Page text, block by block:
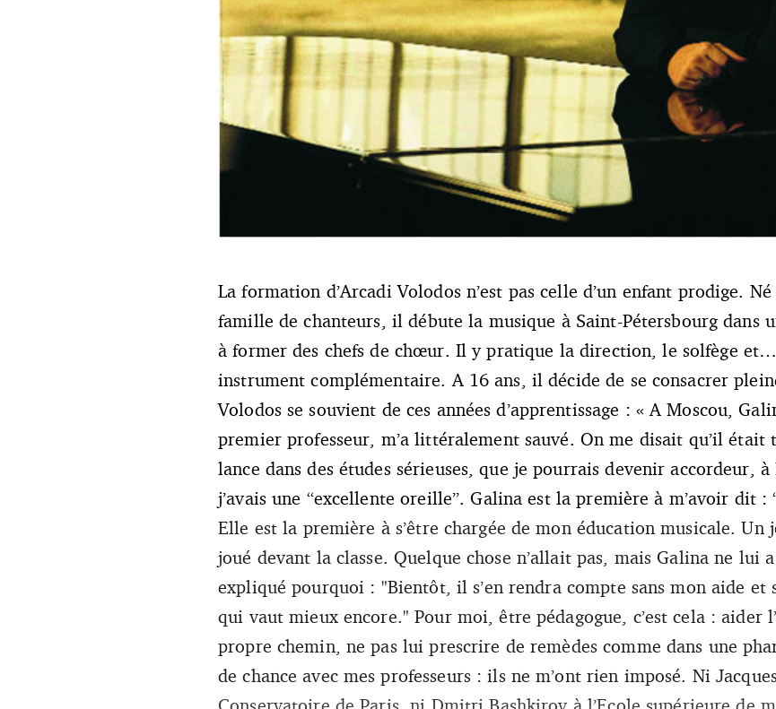
Arcadi Volodos (Divulgaçao)
La formation d’Arcadi Volodos n’est pas celle d’un enfant prodige.
famille de chanteurs, il débute la musique à Saint-Pétersbourg dans
à former des chefs de chœur. Il y pratique la direction, le solfège
instrument complémentaire. A 16 ans, il décide de se consacrer
Volodos se souvient de ces années d’apprentissage : « A Moscou,
premier professeur, m’a littéralement sauvé. On me disait qu’il
lance dans des études sérieuses, que je pourrais devenir accordeur,
j’avais une “excellente oreille”. Galina est la première à m’avoir dit :
Elle est la première à s’être chargée de mon éducation musicale.
joué devant la classe. Quelque chose n’allait pas, mais Galina ne lui
expliqué pourquoi : "Bientôt, il s’en rendra compte sans mon aide et
qui vaut mieux encore." Pour moi, être pédagogue, c’est cela : aider
propre chemin, ne pas lui prescrire de remèdes comme dans une
de chance avec mes professeurs : ils ne m’ont rien imposé. Ni